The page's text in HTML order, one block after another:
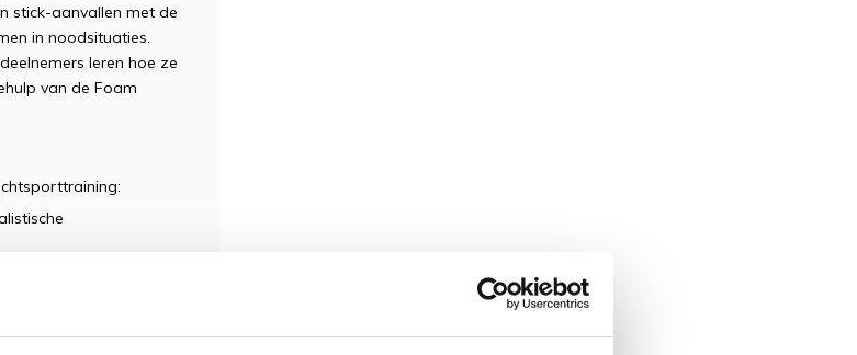
stick-aanvallen met de
in noodsituaties.
leren hoe ze
van de Foam
nabootst.
ongemak.